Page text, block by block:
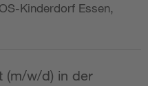
Kinderdorf Essen,
(m/w/d) in der